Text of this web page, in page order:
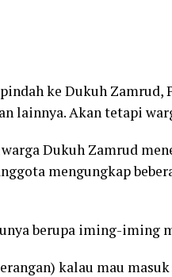
ke Dukuh Zamrud,
lainnya. Akan tetapi
Dukuh Zamrud
mengungkap
berupa iming-iming
kalau mau